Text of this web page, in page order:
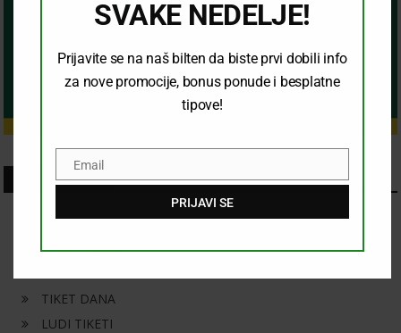
SKORASNJI CLANCI
KONAČAN ISHOD
KOMBINACIJA
TIKET DANA
LUDI TIKETI
SVAKE NEDELJE!
Prijavite se na naš bilten da biste prvi dobili info
za nove promocije, bonus ponude i besplatne
tipove!
Email
Email
PRIJAVI SE